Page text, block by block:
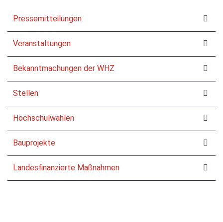
Pressemitteilungen
Veranstaltungen
Bekanntmachungen der WHZ
Stellen
Hochschulwahlen
Bauprojekte
Landesfinanzierte Maßnahmen